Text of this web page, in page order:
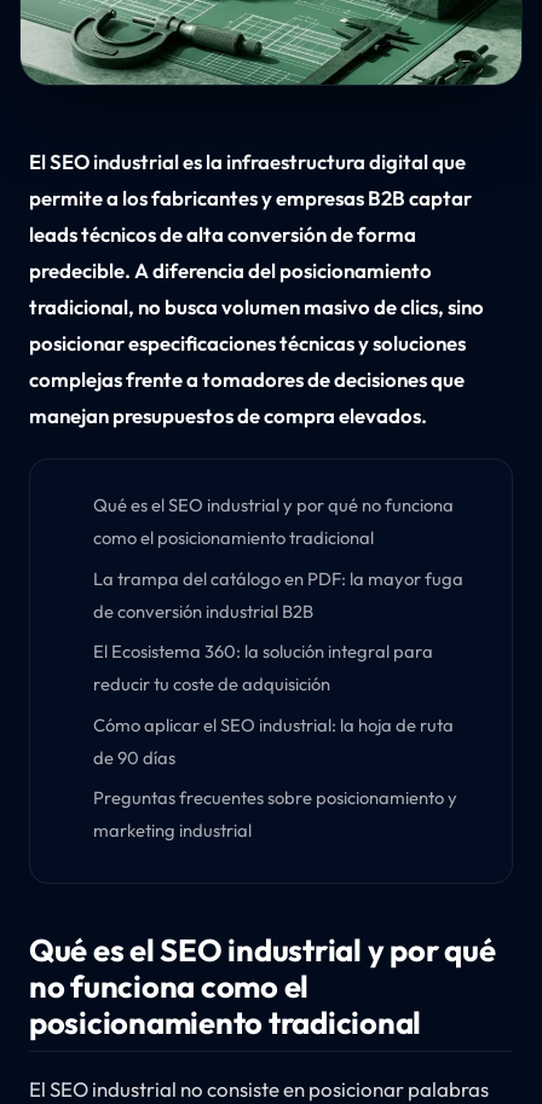
El SEO industrial es la infraestructura digital que
permite a los fabricantes y empresas B2B captar
leads técnicos de alta conversión de forma
predecible. A diferencia del posicionamiento
tradicional, no busca volumen masivo de clics, sino
posicionar especificaciones técnicas y soluciones
complejas frente a tomadores de decisiones que
manejan presupuestos de compra elevados.
Qué es el SEO industrial y por qué no funciona
como el posicionamiento tradicional
La trampa del catálogo en PDF: la mayor fuga
de conversión industrial B2B
El Ecosistema 360: la solución integral para
reducir tu coste de adquisición
Cómo aplicar el SEO industrial: la hoja de ruta
de 90 días
Preguntas frecuentes sobre posicionamiento y
marketing industrial
Qué es el SEO industrial y por qué
no funciona como el
posicionamiento tradicional
El SEO industrial no consiste en posicionar palabras